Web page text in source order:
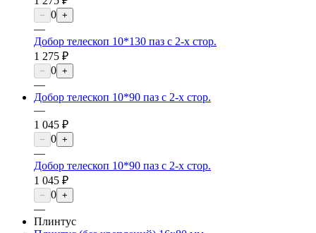
− 0 +
—
Добор телескоп 10*130 паз с 2-х стор.
1 275 ₽
− 0 +
—
Добор телескоп 10*90 паз с 2-х стор.
—
1 045 ₽
− 0 +
—
Добор телескоп 10*90 паз с 2-х стор.
1 045 ₽
− 0 +
—
Плинтус